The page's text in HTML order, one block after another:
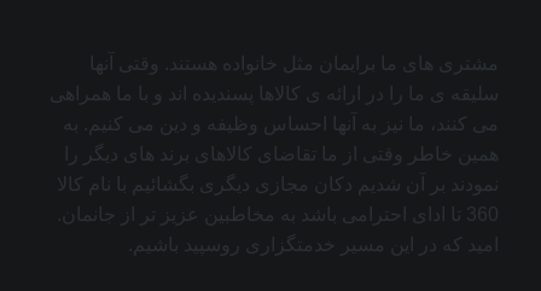
مشتری های ما برایمان مثل خانواده هستند. وقتی آنها
سلیقه ی ما را در ارائه ی کالاها پسندیده اند و با ما همراهی
می کنند، ما نیز به آنها احساس وظیفه و دین می کنیم. به
همین خاطر وقتی از ما تقاضای کالاهای برند های دیگر را
نمودند بر آن شدیم دکان مجازی دیگری بگشائیم با نام کالا
360 تا ادای احترامی باشد به مخاطبین عزیز تر از جانمان.
امید که در این مسیر خدمتگزاری روسپید باشیم.